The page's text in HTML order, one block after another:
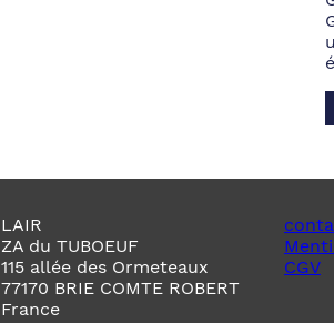
LAIR
ZA du TUBOEUF
115 allée des Ormeteaux
77170 BRIE COMTE ROBERT
France
CGV